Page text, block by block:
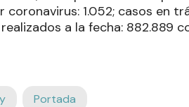
coronavirus: 1.052; casos en
a la fecha: 882.889
Portada